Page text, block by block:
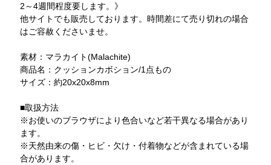
2～4週間程度要します。》
他サイトでも販売しております。時間差にて売り切れの場合
はご容赦くださいませ。
素材：マラカイト(Malachite)
商品名：クッションカボション/1点もの
サイズ：約20x20x8mm
■取扱方法
※お使いのブラウザにより色合いなど若干異なる場合があり
ます。
※天然由来の傷・ヒビ・欠け・付着物などが含まれている場
合があります。